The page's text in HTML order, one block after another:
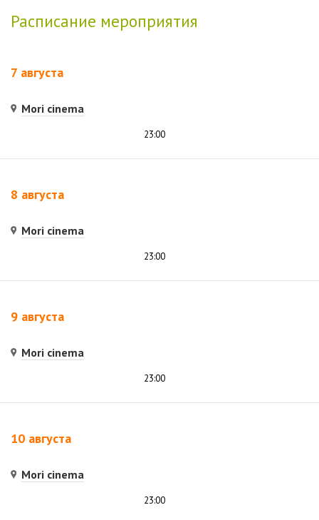
Расписание мероприятия
7 августа
Mori cinema
23:00
8 августа
Mori cinema
23:00
9 августа
Mori cinema
23:00
10 августа
Mori cinema
23:00